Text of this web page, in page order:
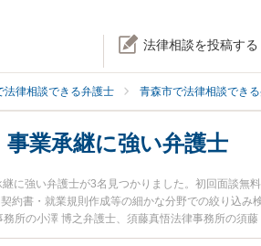
法律相談を投稿する
法律相談できる弁護士 青森市で法律相談でき
業承継に強い弁護士
に強い弁護士が3名見つかりました。初回面談
約書・就業規則作成等の細かな分野での絞り込
所の小澤 博之弁護士、須藤真悟法律事務所の須
のトラブルを今すぐに弁護士に相談したい』『